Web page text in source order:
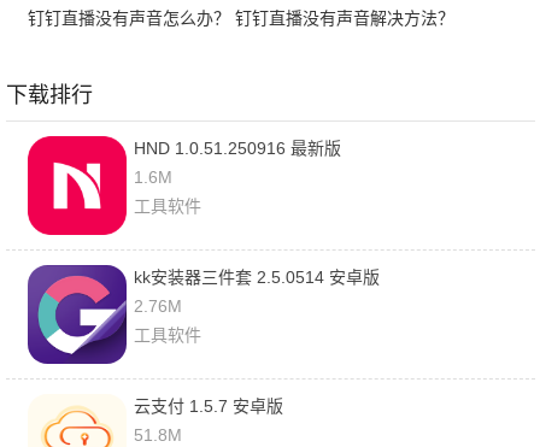
钉钉直播没有声音怎么办？ 钉钉直播没有声音解决方法？
下载排行
HND 1.0.51.250916 最新版
1.6M
工具软件
kk安装器三件套 2.5.0514 安卓版
2.76M
工具软件
云支付 1.5.7 安卓版
51.8M